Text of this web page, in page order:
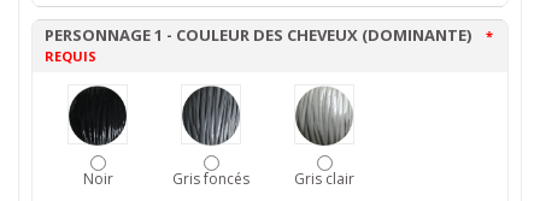
PERSONNAGE 1 - COULEUR DES CHEVEUX (DOMINANTE) *
REQUIS
Noir Gris foncés Gris clair